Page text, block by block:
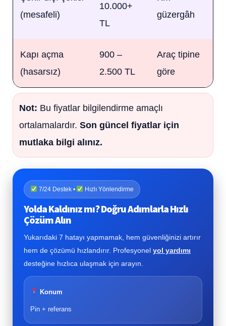
(mesafeli)
10.000+
TL
güzergâh
Kapı açma
(hasarsız)
900 –
2.500 TL
Araç tipine
göre
Not: Bu fiyatlar bilgilendirme amaçlı
ortalamalardır. Son güncel fiyatlar için
mutlaka bilgi alınız.
7/24 Destek • Hızlı Yönlendirme
Yolda Kaldınız mı? Doğru Adımlarla Hızlı
Çözüm Alın
Yukarıdaki 7 hatayı yapmamak, hem güvenliğinizi artırır
hem de çözümü hızlandırır. Profesyonel yol yardımı
desteğine hızlıca ulaşmak için arayın.
Konum
Pin + referans